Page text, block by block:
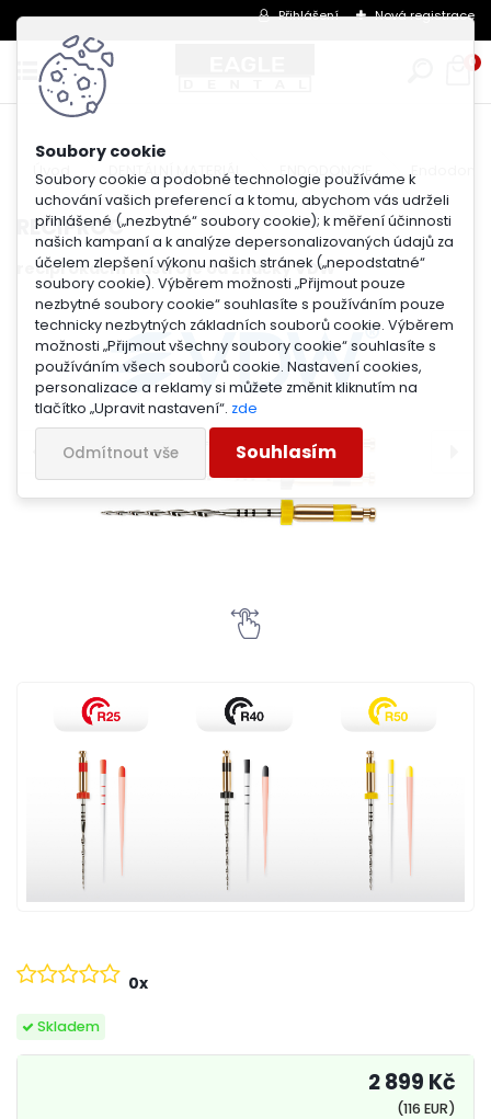
Soubory cookie a podobné technologie používáme k
uchování vašich preferencí a k tomu, abychom vás udrželi
přihlášené („nezbytné“ soubory cookie); k měření účinnosti
našich kampaní a k analýze depersonalizovaných údajů za
účelem zlepšení výkonu našich stránek („nepodstatné“
soubory cookie). Výběrem možnosti „Přijmout pouze
nezbytné soubory cookie“ souhlasíte s používáním pouze
technicky nezbytných základních souborů cookie. Výběrem
možnosti „Přijmout všechny soubory cookie“ souhlasíte s
používáním všech souborů cookie. Nastavení cookies,
personalizace a reklamy si můžete změnit kliknutím na
tlačítko „Upravit nastavení“. zde
Odmítnout vše Souhlasím
Přihlášení Nová registrace
0
Úvod DENTÁLNÍ MATERIÁL ENDODONCIE
RECIPROC
reciprokační nástroje od značky VDW
Skladem
0x
2 899 Kč
(116 EUR)